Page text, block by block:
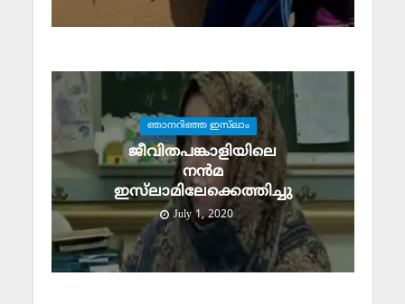
ഞാനറിഞ്ഞ ഇസ്‌ലാം
ജീവിതപങ്കാളിയിലെ
നന്‍മ
ഇസ്‌ലാമിലേക്കെത്തിച്ചു
July 1, 2020